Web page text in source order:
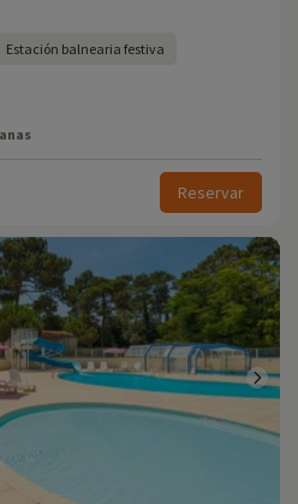
Estación balnearia festiva
Reservar